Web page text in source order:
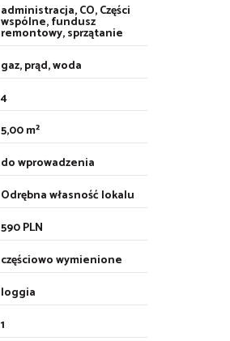
administracja, CO, Części
wspólne, fundusz
remontowy, sprzątanie
gaz, prąd, woda
4
5,00 m²
do wprowadzenia
Odrębna własność lokalu
590 PLN
częściowo wymienione
loggia
1